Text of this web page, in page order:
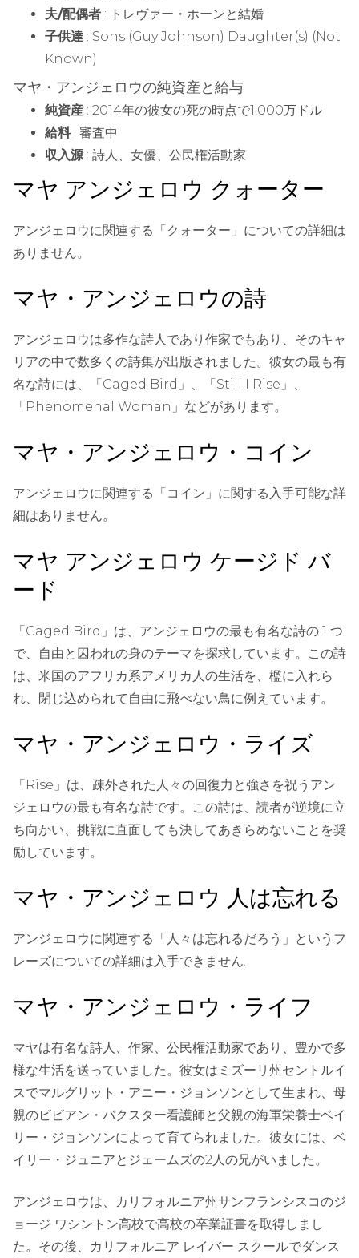
夫/配偶者 : トレヴァー・ホーンと結婚
子供達 : Sons (Guy Johnson) Daughter(s) (Not
Known)
マヤ・アンジェロウの純資産と給与
純資産 : 2014年の彼女の死の時点で1,000万ドル
給料: 審査中
収入源 : 詩人、女優、公民権活動家
マヤ アンジェロウ クォーター
アンジェロウに関連する「クォーター」についての詳細は
ありません。
マヤ・アンジェロウの詩
アンジェロウは多作な詩人であり作家でもあり、そのキャ
リアの中で数多くの詩集が出版されました。彼女の最も有
名な詩には、「Caged Bird」、「Still I Rise」、
「Phenomenal Woman」などがあります。
マヤ・アンジェロウ・コイン
アンジェロウに関連する「コイン」に関する入手可能な詳
細はありません。
マヤ アンジェロウ ケージド バ
ード
「Caged Bird」は、アンジェロウの最も有名な詩の 1 つ
で、自由と囚われの身のテーマを探求しています。この詩
は、米国のアフリカ系アメリカ人の生活を、檻に入れら
れ、閉じ込められて自由に飛べない鳥に例えています。
マヤ・アンジェロウ・ライズ
「Rise」は、疎外された人々の回復力と強さを祝うアン
ジェロウの最も有名な詩です。この詩は、読者が逆境に立
ち向かい、挑戦に直面しても決してあきらめないことを奨
励しています。
マヤ・アンジェロウ 人は忘れる
アンジェロウに関連する「人々は忘れるだろう」というフ
レーズについての詳細は入手できません.
マヤ・アンジェロウ・ライフ
マヤは有名な詩人、作家、公民権活動家であり、豊かで多
様な生活を送っていました。彼女はミズーリ州セントルイ
スでマルグリット・アニー・ジョンソンとして生まれ、母
親のビビアン・バクスター看護師と父親の海軍栄養士ベイ
リー・ジョンソンによって育てられました。彼女には、ベ
イリー・ジュニアとジェームズの2人の兄がいました。
アンジェロウは、カリフォルニア州サンフランシスコのジ
ョージ ワシントン高校で高校の卒業証書を取得しまし
た。その後、カリフォルニア レイバー スクールでダンス